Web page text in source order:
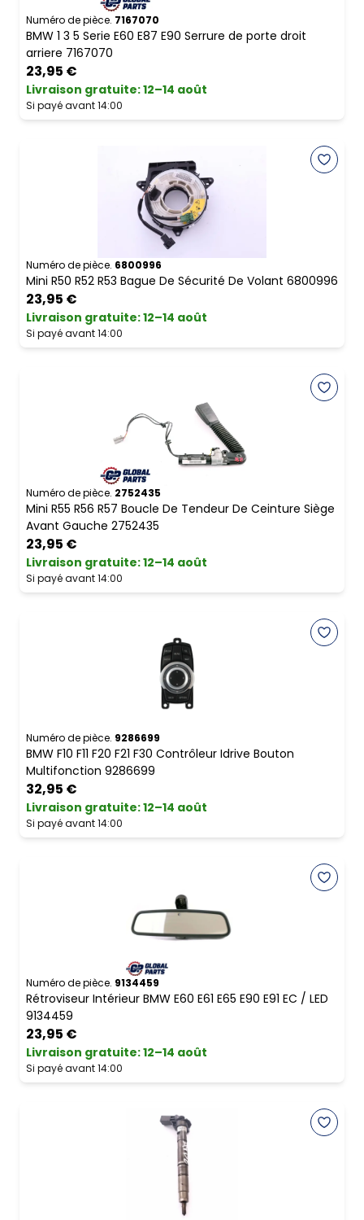
Numéro de pièce. 7167070
BMW 1 3 5 Serie E60 E87 E90 Serrure de porte droit
arriere 7167070
23,95 €
Livraison gratuite:12–14 août
Si payé avant 14:00
Numéro de pièce. 6800996
Mini R50 R52 R53 Bague De Sécurité De Volant 6800996
23,95 €
Livraison gratuite:12–14 août
Si payé avant 14:00
Numéro de pièce. 2752435
Mini R55 R56 R57 Boucle De Tendeur De Ceinture Siège
Avant Gauche 2752435
23,95 €
Livraison gratuite:12–14 août
Si payé avant 14:00
Numéro de pièce. 9286699
BMW F10 F11 F20 F21 F30 Contrôleur Idrive Bouton
Multifonction 9286699
32,95 €
Livraison gratuite:12–14 août
Si payé avant 14:00
Numéro de pièce. 9134459
Rétroviseur Intérieur BMW E60 E61 E65 E90 E91 EC / LED
9134459
23,95 €
Livraison gratuite:12–14 août
Si payé avant 14:00